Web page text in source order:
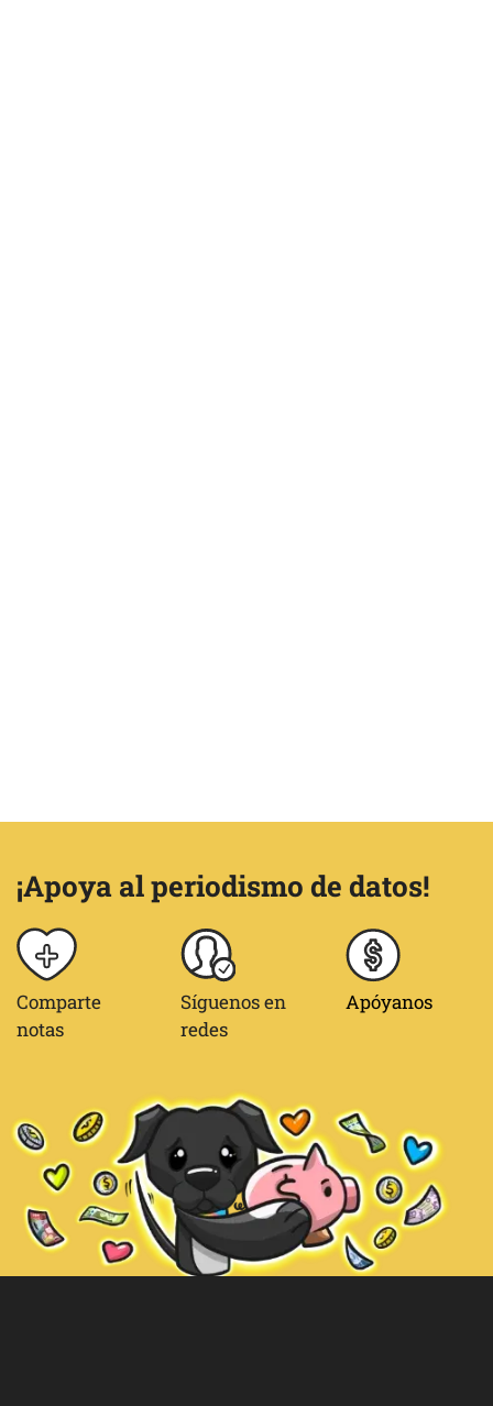
¡Apoya al periodismo de datos!
Comparte
notas
Síguenos en
redes
Apóyanos